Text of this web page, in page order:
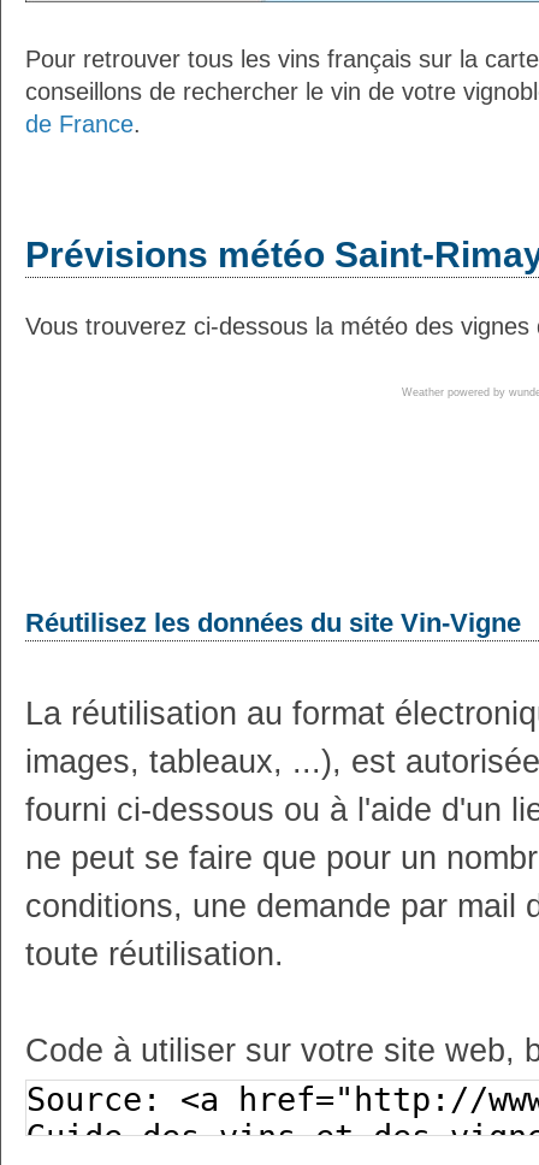
Pour retrouver tous les vins français sur la
conseillons de rechercher le vin de votre
de France.
Prévisions météo Saint-
Vous trouverez ci-dessous la météo des
Weather powered by
Réutilisez les données du site Vin-Vigne
La réutilisation au format
images, tableaux, ...), est
fourni ci-dessous ou à l'aide d'un
ne peut se faire que pour un
conditions, une demande par mail
toute réutilisation.
Code à utiliser sur votre site web,